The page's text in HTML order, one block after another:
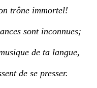
trône immortel!
sont inconnues;
de ta langue,
de se presser.